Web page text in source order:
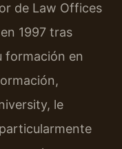
de Law Offices
1997 tras
formación en
le